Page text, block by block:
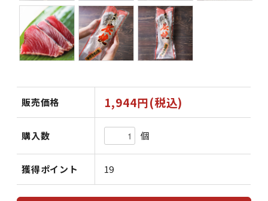
販売価格 1,944円(税込)
購入数 個
獲得ポイント 19